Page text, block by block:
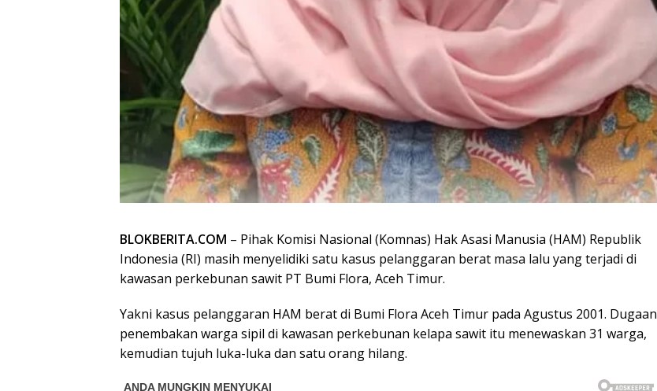
BLOKBERITA.COM – Pihak Komisi Nasional (Komnas) Hak Asasi Manusia (HAM) Republik
Indonesia (RI) masih menyelidiki satu kasus pelanggaran berat masa lalu yang terjadi di
kawasan perkebunan sawit PT Bumi Flora, Aceh Timur.
Yakni kasus pelanggaran HAM berat di Bumi Flora Aceh Timur pada Agustus 2001. Dugaan
penembakan warga sipil di kawasan perkebunan kelapa sawit itu menewaskan 31 warga,
kemudian tujuh luka-luka dan satu orang hilang.